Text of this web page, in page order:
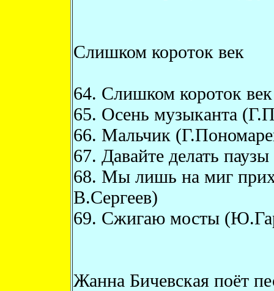
Слишком короток век
64. Слишком короток
65. Осень музыканта
66. Мальчик
67. Давайте делать
68. Мы лишь на миг
В.Сергеев)
69. Сжигаю мосты
Жанна Бичевская поёт